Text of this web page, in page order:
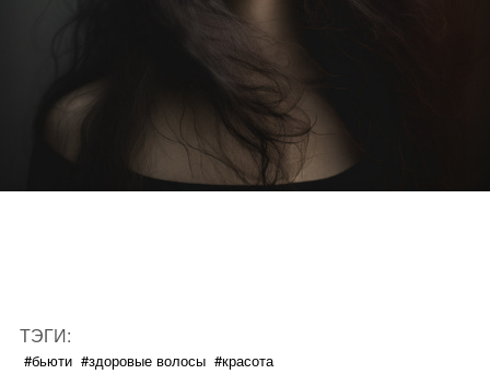
ТЭГИ:
#бьюти #здоровые волосы #красота